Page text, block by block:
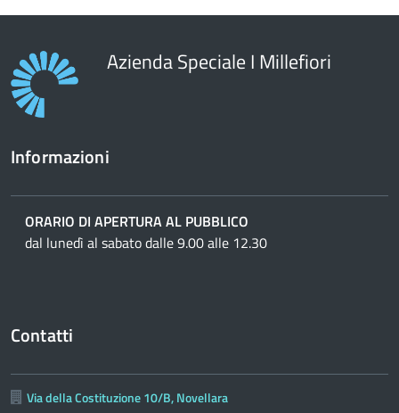
Azienda Speciale I Millefiori
Informazioni
ORARIO DI APERTURA AL PUBBLICO
dal lunedì al sabato dalle 9.00 alle 12.30
Contatti
Via della Costituzione 10/B, Novellara